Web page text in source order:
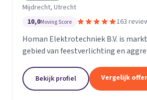
Mijdrecht, Utrecht
10,0Moving Score 163
Homan Elektrotechniek B.V. is
gebied van feestverlichting en
energievoorziening van kermissen
Nederland.
Bekijk profiel Vergelijk